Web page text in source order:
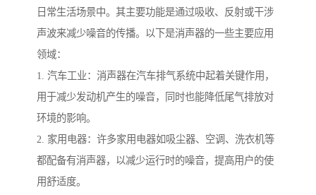
日常生活场景中。其主要功能是通过吸收、反射或干涉
声波来减少噪音的传播。以下是消声器的一些主要应用
领域：
1. 汽车工业：消声器在汽车排气系统中起着关键作用，
用于减少发动机产生的噪音，同时也能降低尾气排放对
环境的影响。
2. 家用电器：许多家用电器如吸尘器、空调、洗衣机等
都配备有消声器，以减少运行时的噪音，提高用户的使
用舒适度。